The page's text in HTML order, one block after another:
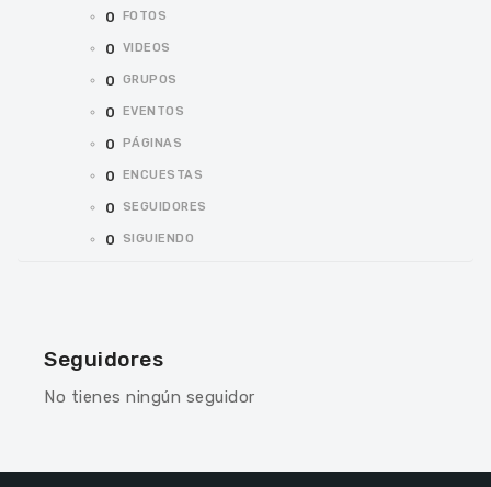
FOTOS
0
VIDEOS
0
GRUPOS
0
EVENTOS
0
PÁGINAS
0
ENCUESTAS
0
SEGUIDORES
0
SIGUIENDO
0
Seguidores
No tienes ningún seguidor